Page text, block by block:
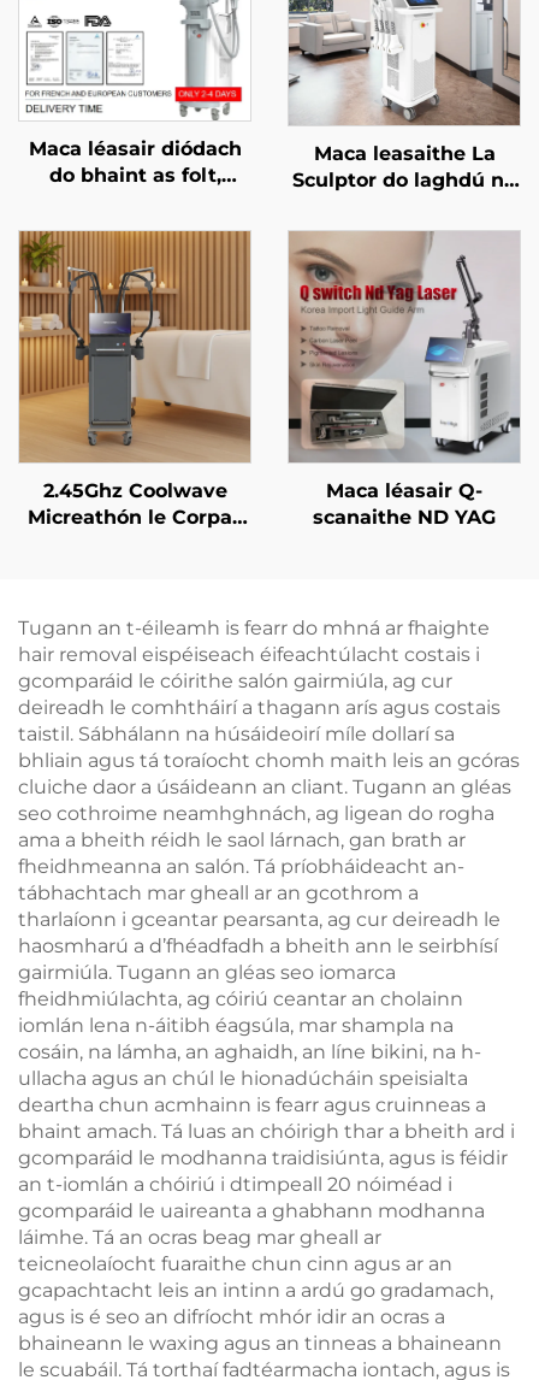
Maca léasair diódach
do bhaint as folt,
ag an MDR, agus ag an
MDSAP, 600W, 1200W,
1800W, 3000W, 4 i 1, le
spásanna in ionadú,
755 nm, 808 nm, 940
nm, 1064 nm
Maca leasaithe La
Sculptor do laghdú na
le léasair diódach 1060
nm, do chruthú an
chorpais agus do chur
i mbárr an bholgáin
2.45Ghz Coolwave
Micreathón le Corpas
umhthacht Aghaidh le
haghaidh Caillteanais
Meáchain, Glanadh
Corpais
Maca léasair Q-
scanaithe ND YAG
Tugann an t-éileamh is fearr do mhná ar fhaighte
hair removal eispéiseach éifeachtúlacht costais i
gcomparáid le cóirithe salón gairmiúla, ag cur
deireadh le comhtháirí a thagann arís agus costais
taistil. Sábhálann na húsáideoirí míle dollarí sa
bhliain agus tá toraíocht chomh maith leis an gcóras
cluiche daor a úsáideann an cliant. Tugann an gléas
seo cothroime neamhghnách, ag ligean do rogha
ama a bheith réidh le saol lárnach, gan brath ar
fheidhmeanna an salón. Tá príobháideacht an-
tábhachtach mar gheall ar an gcothrom a
tharlaíonn i gceantar pearsanta, ag cur deireadh le
haosmharú a d’fhéadfadh a bheith ann le seirbhísí
gairmiúla. Tugann an gléas seo iomarca
fheidhmiúlachta, ag cóiriú ceantar an cholainn
iomlán lena n-áitibh éagsúla, mar shampla na
cosáin, na lámha, an aghaidh, an líne bikini, na h-
ullacha agus an chúl le hionadúcháin speisialta
deartha chun acmhainn is fearr agus cruinneas a
bhaint amach. Tá luas an chóirigh thar a bheith ard i
gcomparáid le modhanna traidisiúnta, agus is féidir
an t-iomlán a chóiriú i dtimpeall 20 nóiméad i
gcomparáid le uaireanta a ghabhann modhanna
láimhe. Tá an ocras beag mar gheall ar
teicneolaíocht fuaraithe chun cinn agus ar an
gcapachtacht leis an intinn a ardú go gradamach,
agus is é seo an difríocht mhór idir an ocras a
bhaineann le waxing agus an tinneas a bhaineann
le scuabáil. Tá torthaí fadtéarmacha iontach, agus is